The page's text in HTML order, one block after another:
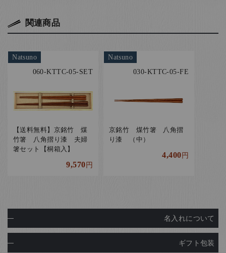
関連商品
Natsuno
060-KTTC-05-SET
【送料無料】京銘竹 煤
竹箸 八角摺り漆 夫婦
箸セット【桐箱入】
9,570円
Natsuno
030-KTTC-05-FE
京銘竹 煤竹箸 八角摺
り漆 （中）
4,400円
名入れについて
ギフト包装